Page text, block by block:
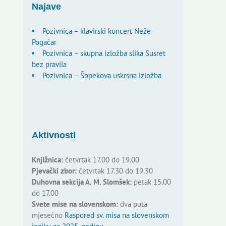
Najave
Pozivnica – klavirski koncert Neže
Pogačar
Pozivnica – skupna izložba slika Susret
bez pravila
Pozivnica – Šopekova uskrsna izložba
Aktivnosti
Knjižnica:četvrtak 17.00 do 19.00
Pjevački zbor:četvrtak 17.30 do 19.30
Duhovna sekcija A. M. Slomšek:petak 15.00
do 17.00
Svete mise na slovenskom:dva puta
mjesečno Raspored sv. misa na slovenskom